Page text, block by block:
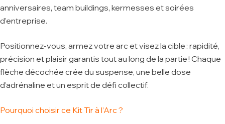
anniversaires, team buildings, kermesses et soirées
d’entreprise.
Positionnez-vous, armez votre arc et visez la cible : rapidité,
précision et plaisir garantis tout au long de la partie ! Chaque
flèche décochée crée du suspense, une belle dose
d’adrénaline et un esprit de défi collectif.
Pourquoi choisir ce Kit Tir à l’Arc ?